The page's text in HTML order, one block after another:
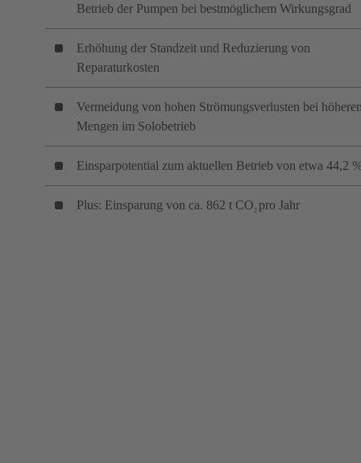
Betrieb der Pumpen bei bestmöglichem Wirkungsgrad
Erhöhung der Standzeit und Reduzierung von
Reparaturkosten
Vermeidung von hohen Strömungsverlusten bei
Mengen im Solobetrieb
Einsparpotential zum aktuellen Betrieb von etwa 44,2
Plus: Einsparung von ca. 862 t CO2 pro Jahr